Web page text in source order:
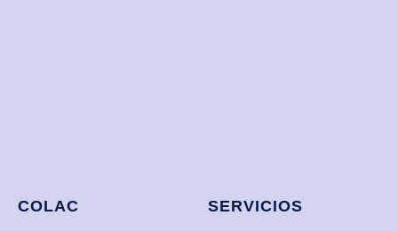
COLAC SERVICIOS